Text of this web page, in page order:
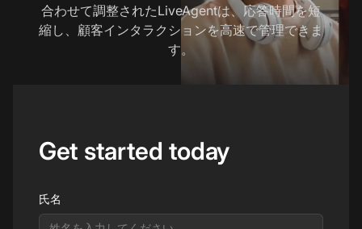
合わせて調整されたLiveAgentは、応答時間を短
縮し、顧客インタラクションを高速で管理できま
す。
Get started today
氏名